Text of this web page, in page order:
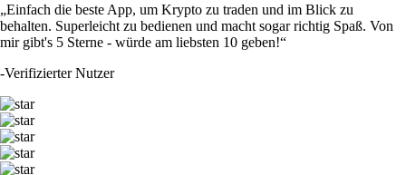
„Einfach die beste App, um Krypto zu traden und im Blick zu
behalten. Superleicht zu bedienen und macht sogar richtig Spaß. Von
mir gibt's 5 Sterne - würde am liebsten 10 geben!“
-Verifizierter Nutzer